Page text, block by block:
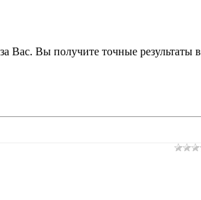
Вас. Вы получите точные результаты в